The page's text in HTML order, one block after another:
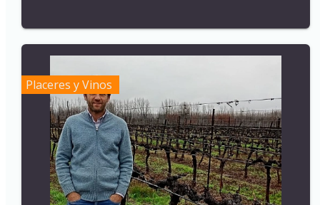
Placeres y Vinos